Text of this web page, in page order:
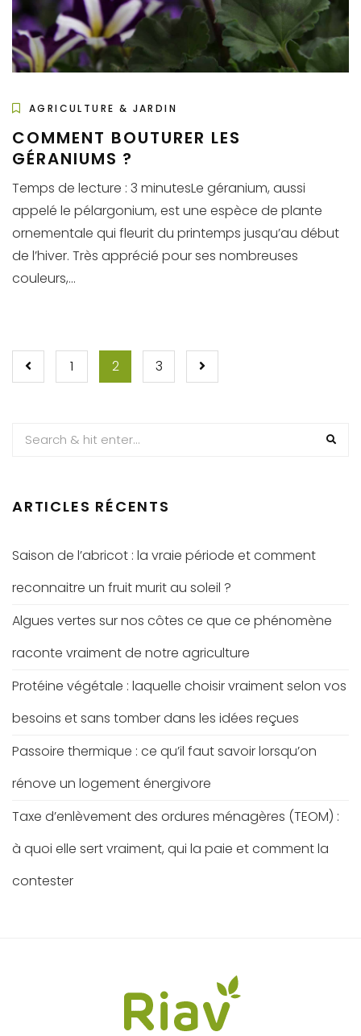
AGRICULTURE & JARDIN
COMMENT BOUTURER LES
GÉRANIUMS ?
Temps de lecture : 3 minutesLe géranium, aussi
appelé le pélargonium, est une espèce de plante
ornementale qui fleurit du printemps jusqu’au début
de l’hiver. Très apprécié pour ses nombreuses
couleurs,...
PAGINATION
PUBLICATIONS
1 2 3
ARTICLES RÉCENTS
Saison de l’abricot : la vraie période et comment
reconnaitre un fruit murit au soleil ?
Algues vertes sur nos côtes ce que ce phénomène
raconte vraiment de notre agriculture
Protéine végétale : laquelle choisir vraiment selon vos
besoins et sans tomber dans les idées reçues
Passoire thermique : ce qu’il faut savoir lorsqu’on
rénove un logement énergivore
Taxe d’enlèvement des ordures ménagères (TEOM) :
à quoi elle sert vraiment, qui la paie et comment la
contester